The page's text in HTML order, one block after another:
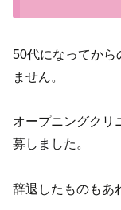
50代になってから
ません。
オープニングクリ
募しました。
辞退したものもあ